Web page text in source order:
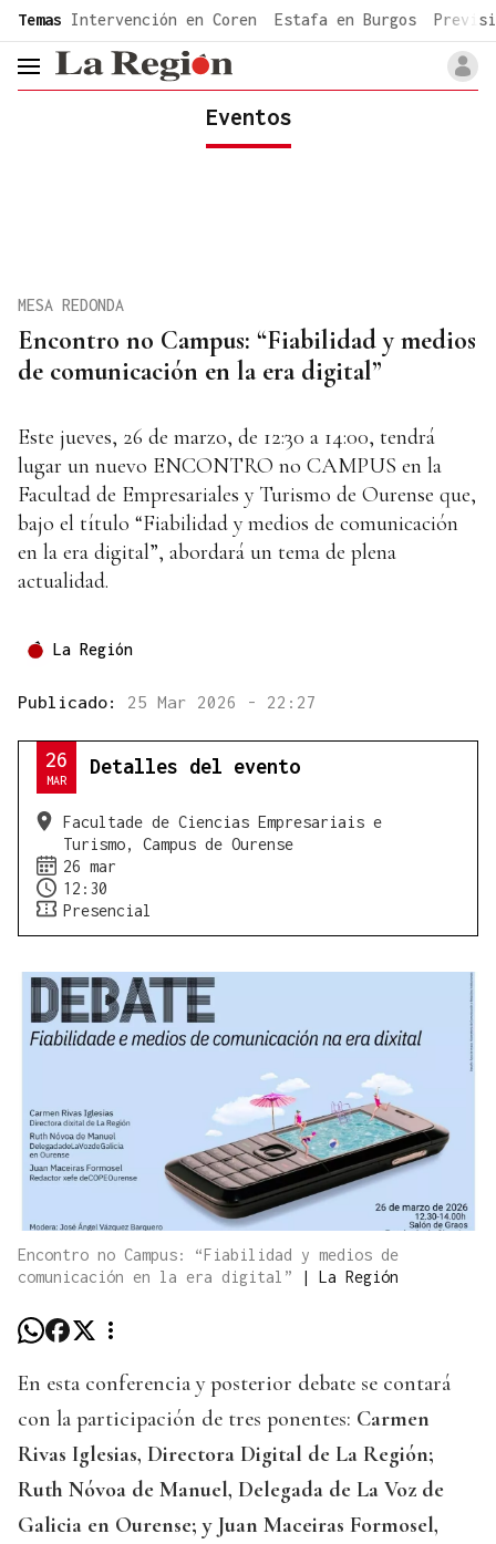
common.go-to-content
Temas Intervención en Coren Estafa en Burgos
header.menu.open
Eventos
Encontro no Campus: “Fiabilidad y medios
de comunicación en la era digital”
MESA REDONDA
Este jueves, 26 de marzo, de 12:30 a 14:00, tendrá
lugar un nuevo ENCONTRO no CAMPUS en la
Facultad de Empresariales y Turismo de Ourense que,
bajo el título “Fiabilidad y medios de comunicación
en la era digital”, abordará un tema de plena
actualidad.
La Región
Publicado: 25 Mar 2026 - 22:27
26
MAR
Detalles del evento
Facultade de Ciencias Empresariais e
Turismo, Campus de Ourense
26 mar
12:30
Presencial
Encontro no Campus: “Fiabilidad y medios de
comunicación en la era digital”
| La Región
En esta conferencia y posterior debate se contará
con la participación de tres ponentes: Carmen
Rivas Iglesias, Directora Digital de La Región;
Ruth Nóvoa de Manuel, Delegada de La Voz de
Galicia en Ourense; y Juan Maceiras Formosel,